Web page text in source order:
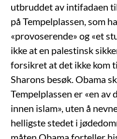
utbruddet av intifadaen
på Tempelplassen, som
«provoserende» og «et
ikke at en palestinsk
forsikret at det ikke kom
Sharons besøk. Obama
Tempelplassen er «en av
innen islam», uten å
helligste stedet i